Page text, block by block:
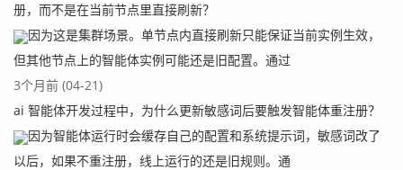
册，而不是在当前节点里直接刷新？
因为这是集群场景。单节点内直接刷新只能保证当前实例生效，
但其他节点上的智能体实例可能还是旧配置。通过
3个月前 (04-21)
ai 智能体开发过程中，为什么更新敏感词后要触发智能体重注册？
因为智能体运行时会缓存自己的配置和系统提示词，敏感词改了
以后，如果不重注册，线上运行的还是旧规则。通